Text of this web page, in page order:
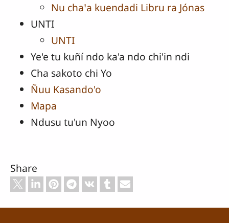
Nu chaꞌa kuendadi Libru ra Jónas
UNTI
UNTI
Ye'e tu kuñí ndo ka'a ndo chi'in ndi
Cha sakoto chi Yo
Ñuu Kasando'o
Mapa
Ndusu tu'un Nyoo
Share